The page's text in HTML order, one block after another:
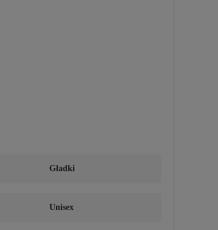
Gładki
Unisex